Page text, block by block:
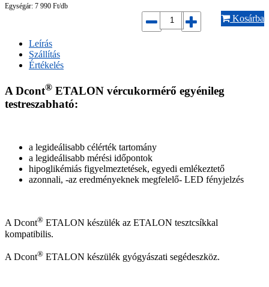
Egységár: 7 990 Ft/db
Kosárba
Leírás
Szállítás
Értékelés
A Dcont® ETALON vércukormérő egyénileg
testreszabható:
a legideálisabb célérték tartomány
a legideálisabb mérési időpontok
hipoglikémiás figyelmeztetések, egyedi emlékeztető
azonnali, -az eredményeknek megfelelő- LED fényjelzés
A Dcont® ETALON készülék az ETALON tesztcsíkkal
kompatibilis.
A Dcont® ETALON készülék gyógyászati segédeszköz.